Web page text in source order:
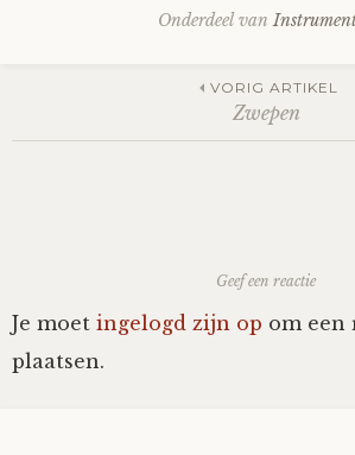
Onderdeel van
VORIG ARTIKEL
Zwepen
Geef een reactie
Je moet ingelogd zijn op om een
plaatsen.